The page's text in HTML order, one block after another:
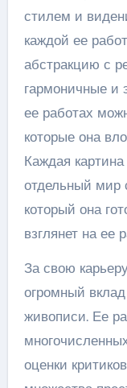
стилем и
каждой ее
абстракцию с
гармоничные и
ее работах
которые она
Каждая
отдельный мир
который она
взглянет на ее
За свою
огромный
живописи. Ее
оценки